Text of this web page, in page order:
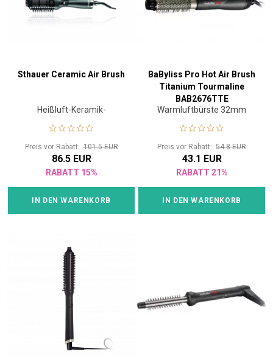
Sthauer Ceramic Air Brush
Heißluft-Keramik-
Haarbürste
Preis vor Rabatt:101.5 EUR
86.5 EUR
RABATT 15%
IN DEN WARENKORB
BaByliss Pro Hot Air Brush
Titanium Tourmaline
BAB2676TTE
Warmluftbürste 32mm
Preis vor Rabatt: 54.8 EUR
43.1 EUR
RABATT 21%
IN DEN WARENKORB